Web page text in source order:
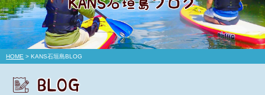
HOME > KANS石垣島BLOG